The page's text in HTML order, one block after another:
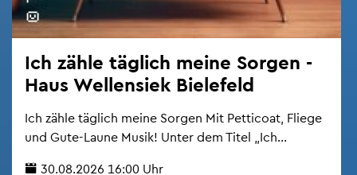
Ich zähle täg­lich meine Sor­gen -
Haus Wel­len­siek Bie­le­feld
Ich zähle täg­lich meine Sor­gen Mit Pet­ti­coat, Flie­ge
und Gute-Laune Musik! Unter dem Titel „Ich...
30.08.2026 16:00 Uhr